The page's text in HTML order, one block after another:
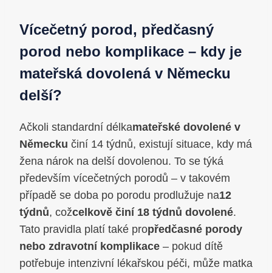
Vícečetný porod, předčasný
porod nebo komplikace – kdy je
mateřská dovolená v Německu
delší?
Ačkoli standardní délkamateřské dovolené v
Německu činí 14 týdnů, existují situace, kdy má
žena nárok na delší dovolenou. To se týká
především vícečetných porodů – v takovém
případě se doba po porodu prodlužuje na12
týdnů, cožcelkově činí 18 týdnů dovolené.
Tato pravidla platí také propředčasné porody
nebo zdravotní komplikace – pokud dítě
potřebuje intenzivní lékařskou péči, může matka